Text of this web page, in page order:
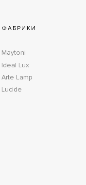
ФАБРИКИ
Maytoni
Ideal Lux
Arte Lamp
Lucide